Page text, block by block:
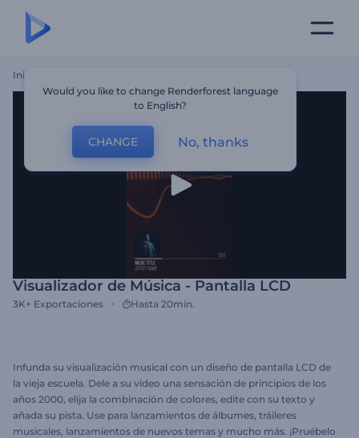
Inicio
Visualizador de Música - Pantalla LCD
3K+ Exportaciones Hasta 20min.
Infunda su visualización musical con un diseño de pantalla LCD de
la vieja escuela. Dele a su video una sensación de principios de los
años 2000, elija la combinación de colores, edite con su texto y
añada su pista. Use para lanzamientos de álbumes, tráileres
musicales, lanzamientos de nuevos temas y mucho más. ¡Pruébelo
Would you like to change Renderforest language
to English?
CHANGE No, thanks